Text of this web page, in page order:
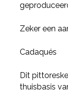
Zeker een
Cadaqués
Dit
thuisbasis